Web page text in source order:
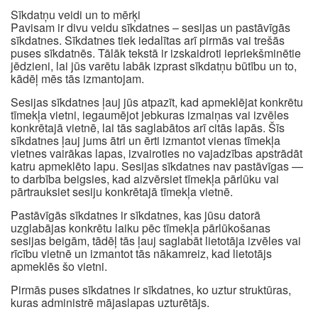
Sīkdatņu veidi un to mērķi
Pavisam ir divu veidu sīkdatnes – sesijas un pastāvīgās
sīkdatnes. Sīkdatnes tiek iedalītas arī pirmās vai trešās
puses sīkdatnēs. Tālāk tekstā ir izskaidroti iepriekšminētie
jēdzieni, lai jūs varētu labāk izprast sīkdatņu būtību un to,
kādēļ mēs tās izmantojam.
Sesijas sīkdatnes ļauj jūs atpazīt, kad apmeklējat konkrētu
tīmekļa vietni, iegaumējot jebkuras izmaiņas vai izvēles
konkrētajā vietnē, lai tās saglabātos arī citās lapās. Šīs
sīkdatnes ļauj jums ātri un ērti izmantot vienas tīmekļa
vietnes vairākas lapas, izvairoties no vajadzības apstrādāt
katru apmeklēto lapu. Sesijas sīkdatnes nav pastāvīgas —
to darbība beigsies, kad aizvērsiet tīmekļa pārlūku vai
pārtrauksiet sesiju konkrētajā tīmekļa vietnē.
Pastāvīgās sīkdatnes ir sīkdatnes, kas jūsu datorā
uzglabājas konkrētu laiku pēc tīmekļa pārlūkošanas
sesijas beigām, tādēļ tās ļauj saglabāt lietotāja izvēles vai
rīcību vietnē un izmantot tās nākamreiz, kad lietotājs
apmeklēs šo vietni.
Pirmās puses sīkdatnes ir sīkdatnes, ko uztur struktūras,
kuras administrē mājaslapas uzturētājs.